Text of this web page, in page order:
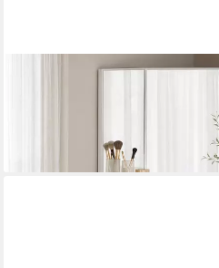
lieferbar - in 3-4 Werktagen bei dir